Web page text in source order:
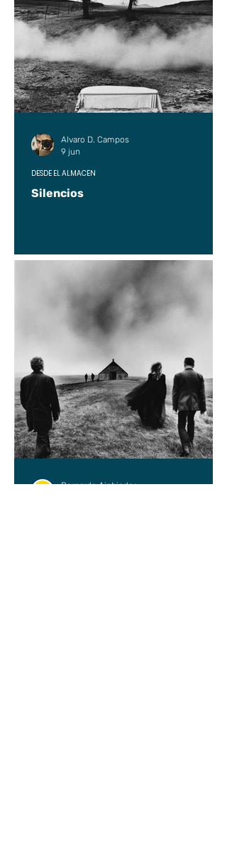
Silencios
DESDE EL ALMACÉN
Alvaro D. Campos
9 jun
Bernardo Ainbinder